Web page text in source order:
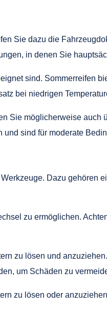
Sie dazu die
in denen Sie
sind. Sommerreifen
bei niedrigen
Sie möglicherweise auch
sind für moderate
Dazu gehören
zu ermöglichen.
zu lösen und
um Schäden zu
zu lösen oder